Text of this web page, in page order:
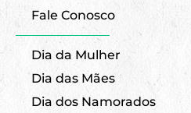
Fale Conosco
Dia da Mulher
Dia das Mães
Dia dos Namorados